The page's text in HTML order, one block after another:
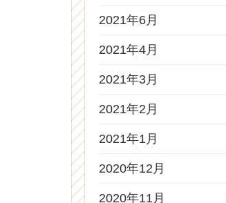
2021年6月
2021年4月
2021年3月
2021年2月
2021年1月
2020年12月
2020年11月